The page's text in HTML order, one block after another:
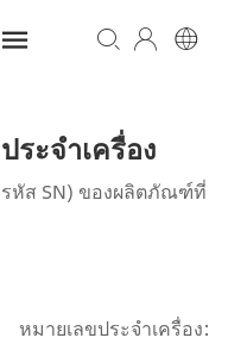
ระจำเครื่อง
หัส SN) ของผลิตภัณฑ์ที่
หมายเลขประจำเครื่อง: